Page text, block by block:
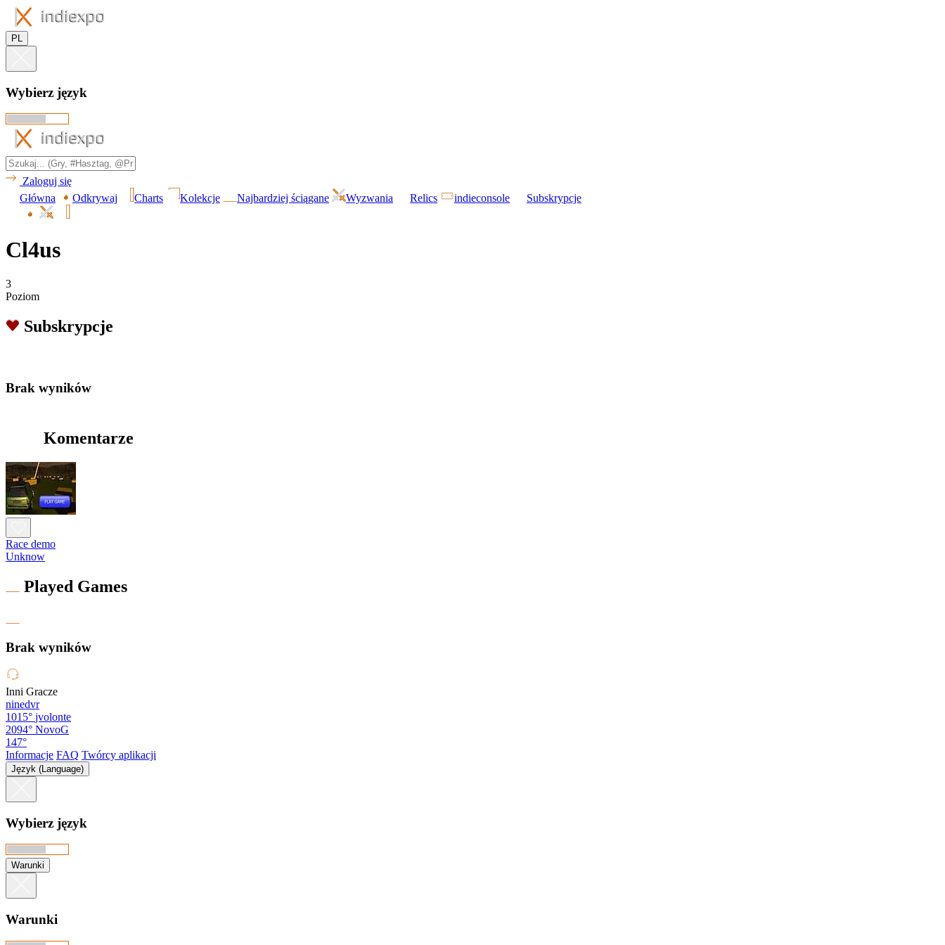
PL
Wybierz język
Zaloguj się
Główna
Odkrywaj Charts Kolekcje Najbardziej ściągane Wyzwania Relics indieconsole Subskrypcje
Cl4us
3
Poziom
Subskrypcje
Brak wyników
Komentarze
Race demo
Unknow
Played Games
Brak wyników
Inni Gracze
ninedvr
1015° jvolonte
2094° NovoG
147°
Informacje FAQ Twórcy aplikacji
Język (Language)
Wybierz język
Warunki
Warunki